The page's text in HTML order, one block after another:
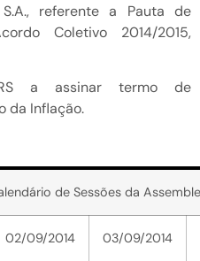
referente a Pauta de
Coletivo 2014/2015,
RS a assinar termo de
da Inflação.
de Sessões da
02/09/2014 03/09/2014